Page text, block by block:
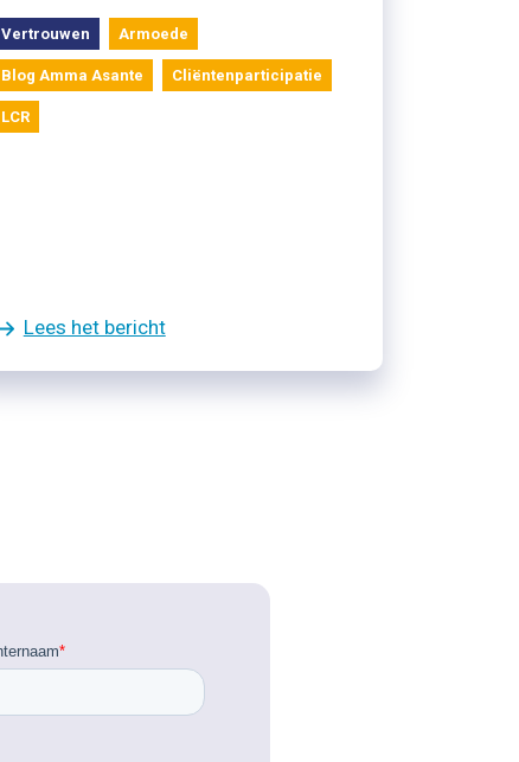
Vertrouwen Armoede
Blog Amma Asante Cliëntenparticipatie
LCR
Lees het bericht